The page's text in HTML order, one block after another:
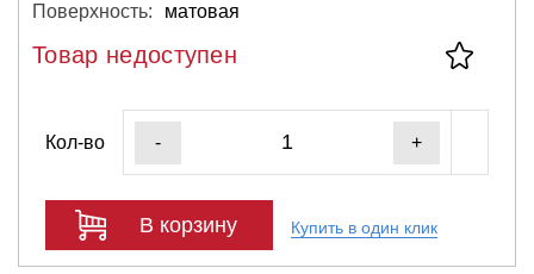
Поверхность:
матовая
Товар недоступен
Кол-во - +
В корзину Купить в один клик